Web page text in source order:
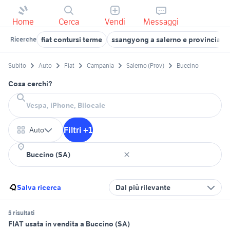
Home Cerca Vendi Messaggi
Ricerche fiat contursi terme ssangyong a salerno e provincia
Subito Auto Fiat Campania Salerno (Prov) Buccino
Cosa cerchi?
Auto Filtri +1
Salva ricerca Dal più rilevante
5 risultati
FIAT usata in vendita a Buccino (SA)